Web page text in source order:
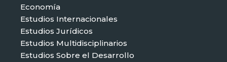
Economía
Estudios Internacionales
Estudios Jurídicos
Estudios Multidisciplinarios
Estudios Sobre el Desarrollo